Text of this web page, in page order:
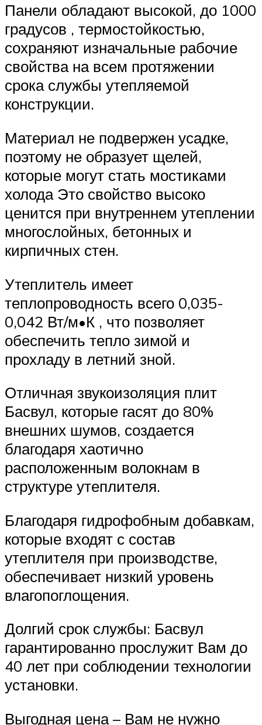
Панели обладают высокой, до 1000
градусов , термостойкостью,
сохраняют изначальные рабочие
свойства на всем протяжении
срока службы утепляемой
конструкции.
Материал не подвержен усадке,
поэтому не образует щелей,
которые могут стать мостиками
холода Это свойство высоко
ценится при внутреннем утеплении
многослойных, бетонных и
кирпичных стен.
Утеплитель имеет
теплопроводность всего 0,035-
0,042 Вт/м•К , что позволяет
обеспечить тепло зимой и
прохладу в летний зной.
Отличная звукоизоляция плит
Басвул, которые гасят до 80%
внешних шумов, создается
благодаря хаотично
расположенным волокнам в
структуре утеплителя.
Благодаря гидрофобным добавкам,
которые входят с состав
утеплителя при производстве,
обеспечивает низкий уровень
влагопоглощения.
Долгий срок службы: Басвул
гарантированно прослужит Вам до
40 лет при соблюдении технологии
установки.
Выгодная цена – Вам не нужно